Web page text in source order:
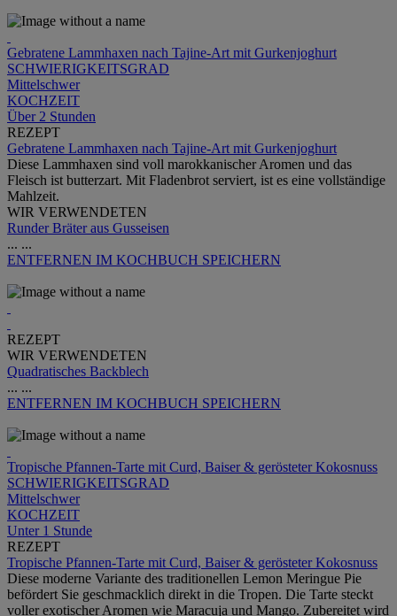
Gebratene Lammhaxen nach Tajine-Art mit Gurkenjoghurt
SCHWIERIGKEITSGRAD
Mittelschwer
KOCHZEIT
Über 2 Stunden
REZEPT
Gebratene Lammhaxen nach Tajine-Art mit Gurkenjoghurt
Diese Lammhaxen sind voll marokkanischer Aromen und das
Fleisch ist butterzart. Mit Fladenbrot serviert, ist es eine vollständige
Mahlzeit.
WIR VERWENDETEN
Runder Bräter aus Gusseisen
... ...
ENTFERNEN IM KOCHBUCH SPEICHERN
REZEPT
WIR VERWENDETEN
Quadratisches Backblech
... ...
ENTFERNEN IM KOCHBUCH SPEICHERN
Tropische Pfannen-Tarte mit Curd, Baiser & gerösteter Kokosnuss
SCHWIERIGKEITSGRAD
Mittelschwer
KOCHZEIT
Unter 1 Stunde
REZEPT
Tropische Pfannen-Tarte mit Curd, Baiser & gerösteter Kokosnuss
Diese moderne Variante des traditionellen Lemon Meringue Pie
befördert Sie geschmacklich direkt in die Tropen. Die Tarte steckt
voller exotischer Aromen wie Maracuja und Mango. Zubereitet wird